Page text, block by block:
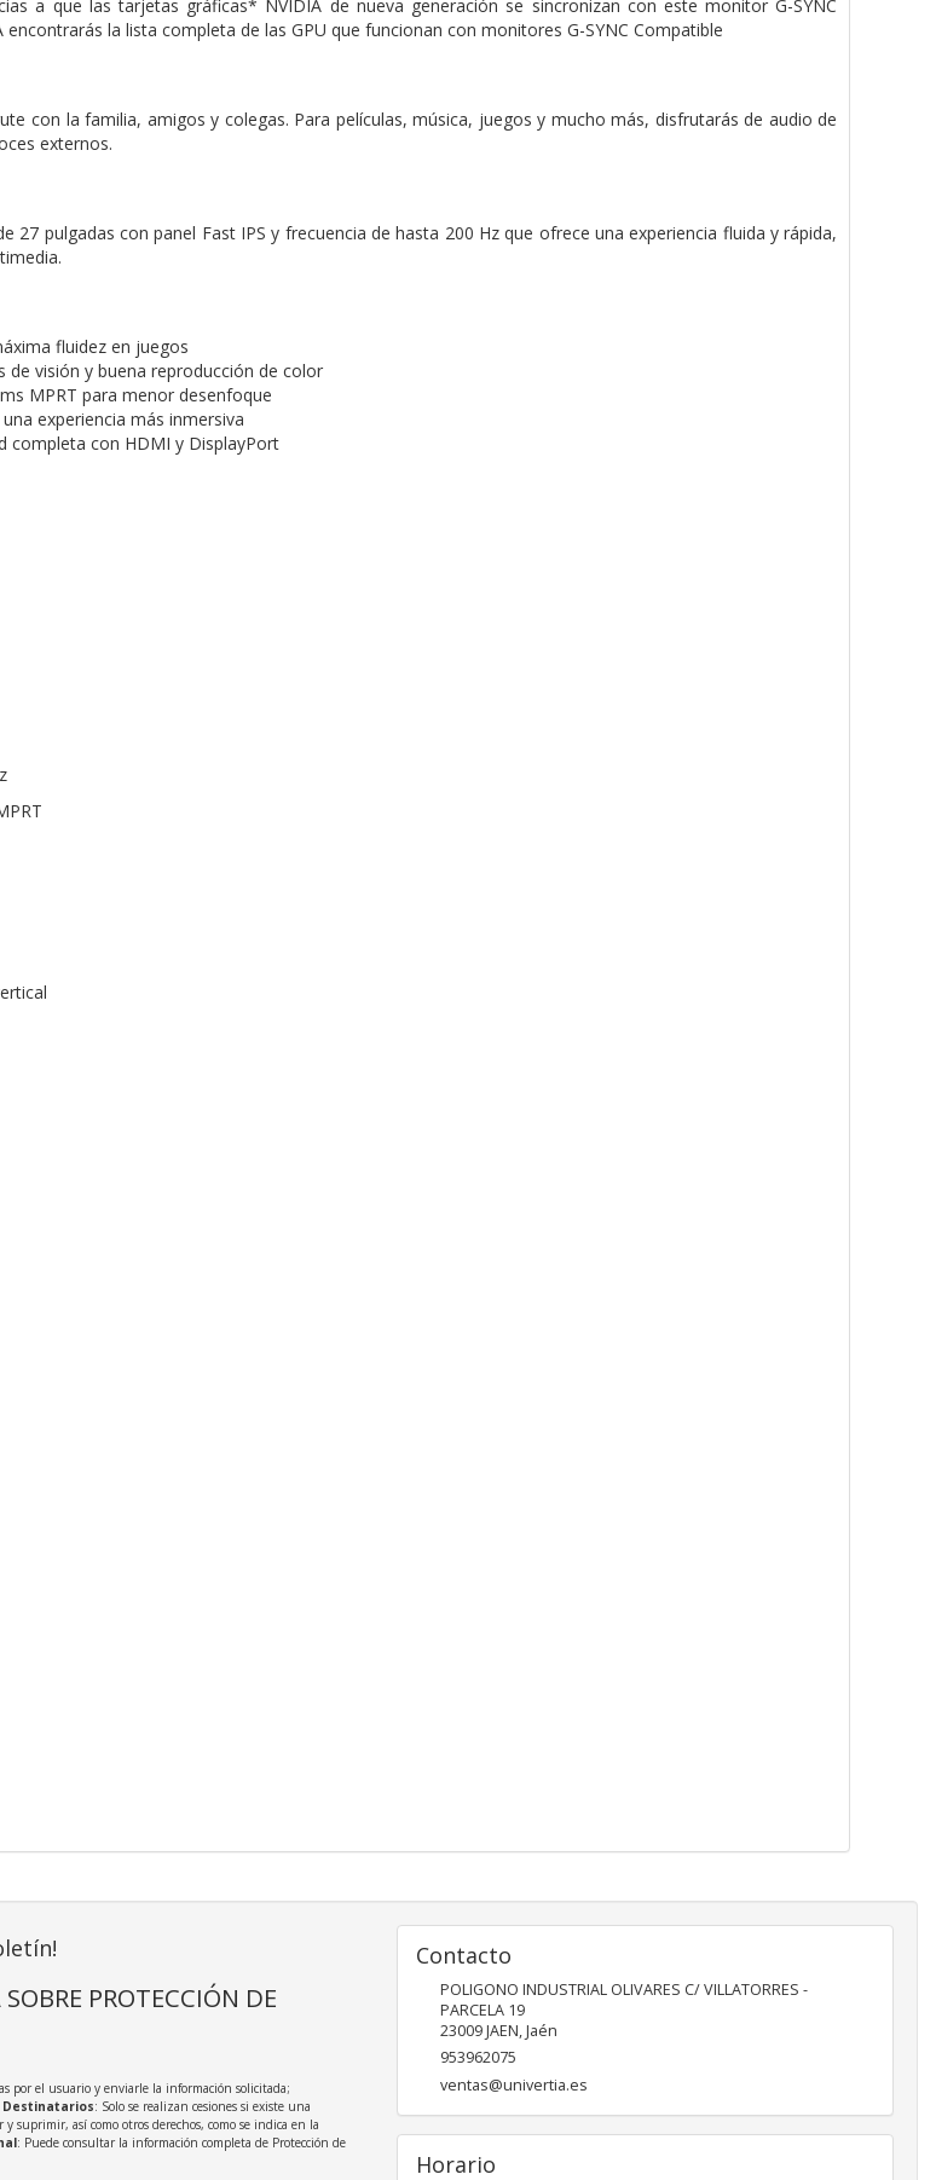
a que las tarjetas gráficas* NVIDIA de nueva generación se sincronizan con este monitor G-SYNC
la lista completa de las GPU que funcionan con monitores G-SYNC Compatible
con la familia, amigos y colegas. Para películas, música, juegos y mucho más, disfrutarás de audio de
externos.
27 pulgadas con panel Fast IPS y frecuencia de hasta 200 Hz que ofrece una experiencia fluida y rápida,
fluidez en juegos
de visión y buena reproducción de color
MPRT para menor desenfoque
experiencia más inmersiva
completa con HDMI y DisplayPort
PROTECCIÓN DE
por el usuario y enviarle la información solicitada;
Destinatarios: Solo se realizan cesiones si existe una
y suprimir, así como otros derechos, como se indica en la
: Puede consultar la información completa de Protección de
Contacto
POLIGONO INDUSTRIAL OLIVARES C/ VILLATORRES -
PARCELA 19
23009JAEN,Jaén
953962075
ventas@univertia.es
Horario